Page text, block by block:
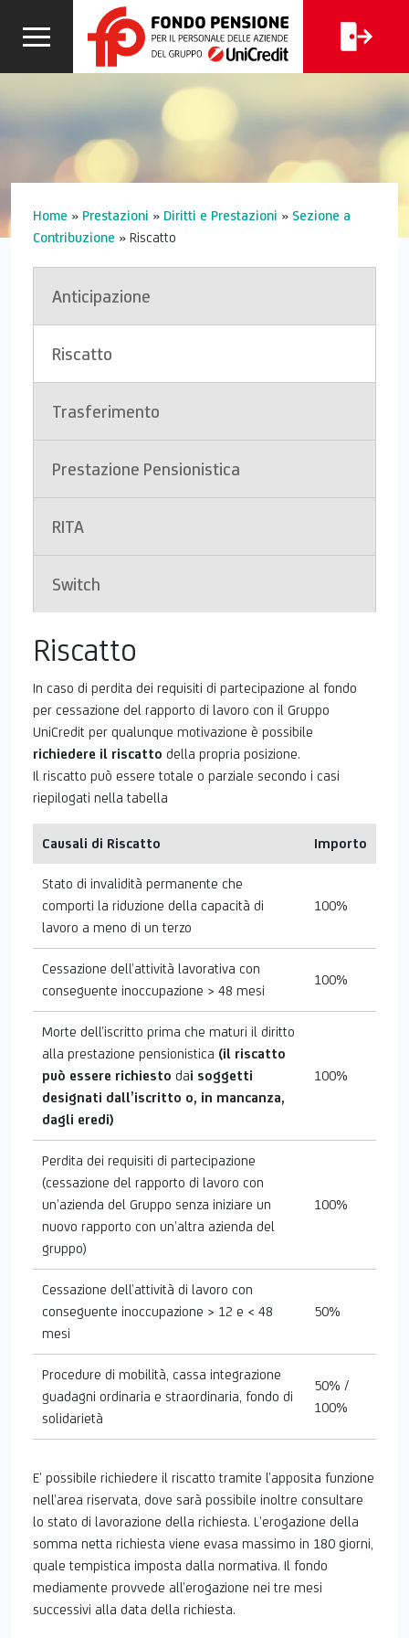
CALCOLA
LA TUA
PENSIONE
Home » Prestazioni » Diritti e Prestazioni » Sezione a
Contribuzione » Riscatto
Anticipazione
Riscatto
Trasferimento
Prestazione Pensionistica
RITA
Switch
Riscatto
In caso di perdita dei requisiti di partecipazione al fondo
per cessazione del rapporto di lavoro con il Gruppo
UniCredit per qualunque motivazione è possibile
richiedere il riscatto della propria posizione.
Il riscatto può essere totale o parziale secondo i casi
riepilogati nella tabella
Causali di Riscatto Importo
Stato di invalidità permanente che
comporti la riduzione della capacità di
lavoro a meno di un terzo
100%
Cessazione dell’attività lavorativa con
conseguente inoccupazione > 48 mesi
100%
Morte dell’iscritto prima che maturi il diritto
alla prestazione pensionistica (il riscatto
può essere richiesto dai soggetti
designati dall’iscritto o, in mancanza,
dagli eredi)
100%
Perdita dei requisiti di partecipazione
(cessazione del rapporto di lavoro con
un’azienda del Gruppo senza iniziare un
nuovo rapporto con un’altra azienda del
gruppo)
100%
Cessazione dell’attività di lavoro con
conseguente inoccupazione > 12 e < 48
mesi
50%
Procedure di mobilità, cassa integrazione
guadagni ordinaria e straordinaria, fondo di
solidarietà
50% /
100%
E’ possibile richiedere il riscatto tramite l’apposita funzione
nell’area riservata, dove sarà possibile inoltre consultare
lo stato di lavorazione della richiesta. L’erogazione della
somma netta richiesta viene evasa massimo in 180 giorni,
quale tempistica imposta dalla normativa. Il fondo
mediamente provvede all’erogazione nei tre mesi
successivi alla data della richiesta.